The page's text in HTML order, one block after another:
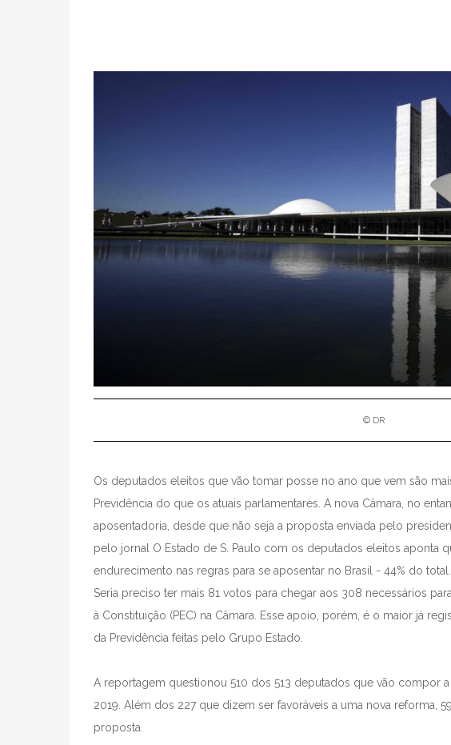
© DR
Os deputados eleitos que vão tomar posse no ano que vem são
Previdência do que os atuais parlamentares. A nova Câmara, no
aposentadoria, desde que não seja a proposta enviada pelo
pelo jornal O Estado de S. Paulo com os deputados eleitos aponta
endurecimento nas regras para se aposentar no Brasil - 44% do total.
Seria preciso ter mais 81 votos para chegar aos 308 necessários
à Constituição (PEC) na Câmara. Esse apoio, porém, é o maior já
da Previdência feitas pelo Grupo Estado.
A reportagem questionou 510 dos 513 deputados que vão compor
2019. Além dos 227 que dizem ser favoráveis a uma nova reforma,
proposta.